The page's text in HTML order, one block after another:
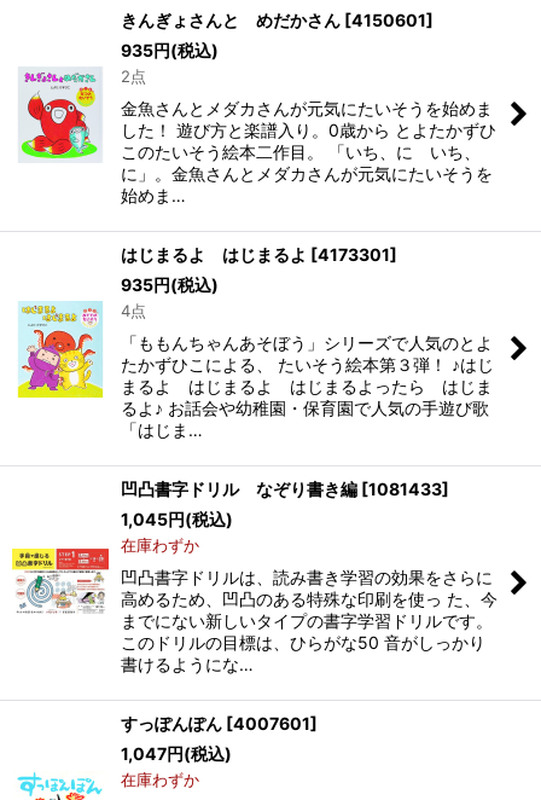
きんぎょさんと めだかさん [4150601]
935円(税込)
2点
金魚さんとメダカさんが元気にたいそうを始めま
した！ 遊び方と楽譜入り。0歳から とよたかずひ
このたいそう絵本二作目。 「いち、に いち、
に」。金魚さんとメダカさんが元気にたいそうを
始めま…
はじまるよ はじまるよ [4173301]
935円(税込)
4点
「ももんちゃんあそぼう」シリーズで人気のとよ
たかずひこによる、 たいそう絵本第３弾！ ♪はじ
まるよ はじまるよ はじまるよったら はじま
るよ♪ お話会や幼稚園・保育園で人気の手遊び歌
「はじま…
凹凸書字ドリル なぞり書き編 [1081433]
1,045円(税込)
在庫わずか
凹凸書字ドリルは、読み書き学習の効果をさらに
高めるため、凹凸のある特殊な印刷を使っ た、今
までにない新しいタイプの書字学習ドリルです。
このドリルの目標は、ひらがな50 音がしっかり
書けるようにな…
すっぽんぽん [4007601]
1,047円(税込)
在庫わずか